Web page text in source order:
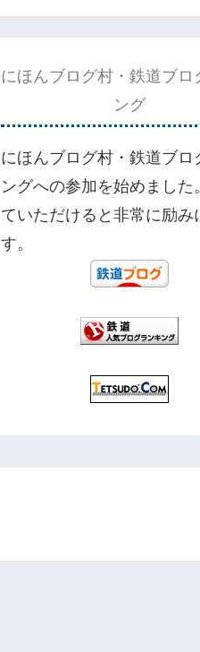
にほんブログ村・鉄道ブロ
ング
にほんブログ村・鉄道ブロ
ングへの参加を始めました
ていただけると非常に励み
す。